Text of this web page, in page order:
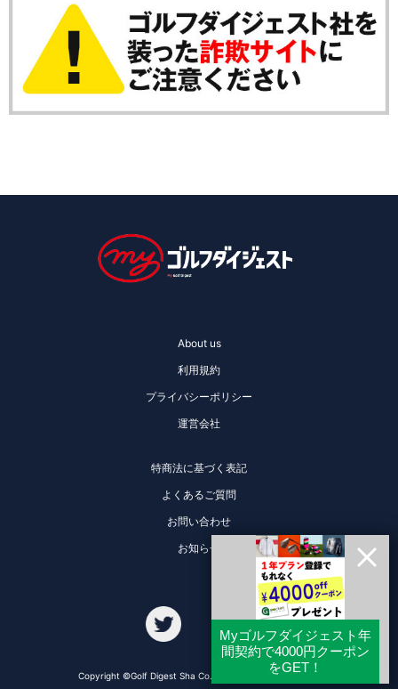
About us
利用規約
プライバシーポリシー
運営会社
特商法に基づく表記
よくあるご質問
お問い合わせ
お知らせ
Copyright ©Golf Digest Sha Co., Ltd. All Rights Reserved.